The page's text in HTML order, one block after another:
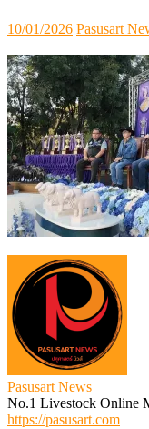
Posted
on
10/01/2026 Author
Pasusart
Pasusart News
No.1 Livestock Online
https://pasusart.com